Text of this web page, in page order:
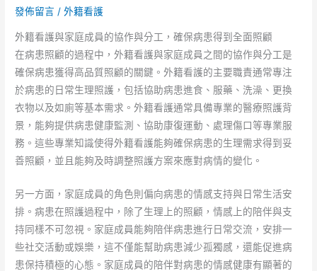
發佈留言 /外籍看護
外籍看護與家庭成員的協作與分工，確保病患得到全面照顧
在病患照顧的過程中，外籍看護與家庭成員之間的協作與分工是
確保病患獲得高品質照顧的關鍵。外籍看護的主要職責通常專注
於病患的日常生理照護，包括協助病患進食、服藥、洗澡、更換
衣物以及如廁等基本需求。外籍看護通常具備專業的醫療照護背
景，能夠提供病患健康監測、協助康復運動、處理傷口等專業服
務。這些專業知識使得外籍看護能夠確保病患的生理需求得到妥
善照顧，並且能夠及時調整照護方案來應對病情的變化。
另一方面，家庭成員的角色則偏向病患的情感支持與日常生活安
排。病患在照護過程中，除了生理上的照顧，情感上的陪伴與支
持同樣不可忽視。家庭成員能夠陪伴病患進行日常交流，安排一
些社交活動或娛樂，這不僅能幫助病患減少孤獨感，還能促進病
患保持積極的心態。家庭成員的陪伴對病患的情感健康有顯著的